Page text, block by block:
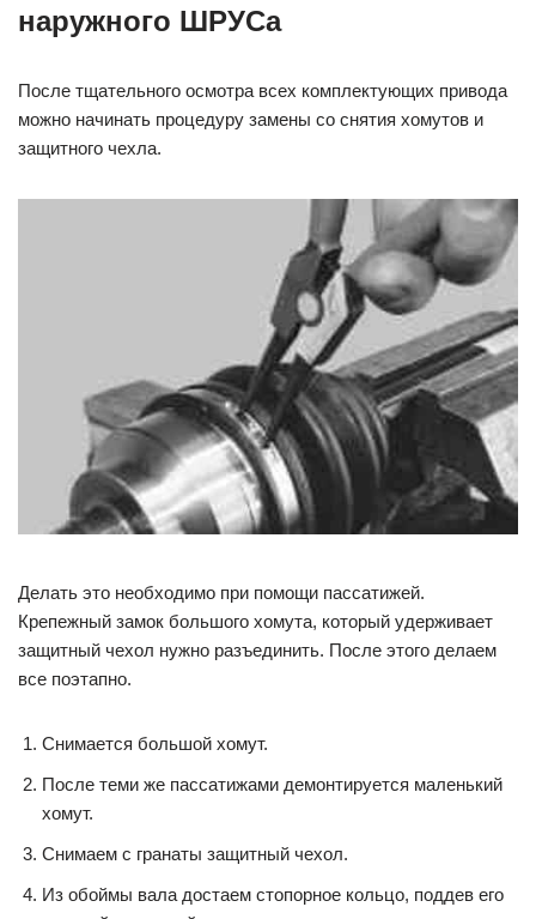
наружного ШРУСа
После тщательного осмотра всех комплектующих привода
можно начинать процедуру замены со снятия хомутов и
защитного чехла.
Делать это необходимо при помощи пассатижей.
Крепежный замок большого хомута, который удерживает
защитный чехол нужно разъединить. После этого делаем
все поэтапно.
Снимается большой хомут.
После теми же пассатижами демонтируется маленький
хомут.
Снимаем с гранаты защитный чехол.
Из обоймы вала достаем стопорное кольцо, поддев его